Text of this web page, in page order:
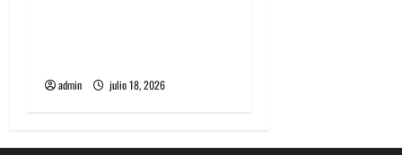
admin julio 18, 2026